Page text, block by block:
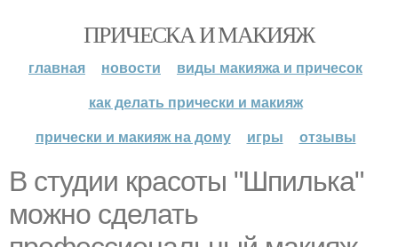
ПРИЧЕСКА И МАКИЯЖ
главная новости
виды макияжа и причесок
как делать прически и макияж
прически и макияж на дому
игры отзывы
В студии красоты "Шпилька"
можно сделать